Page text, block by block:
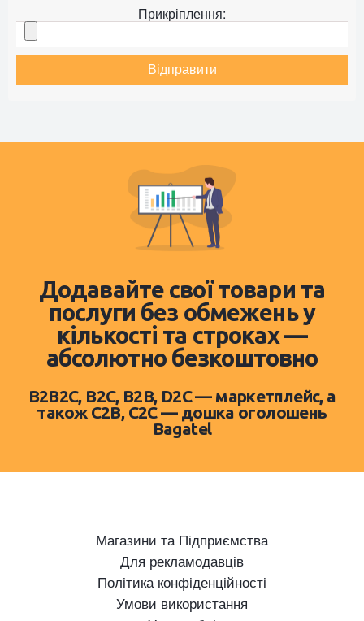
Прикріплення:
Відправити
Додавайте свої товари та
послуги без обмежень у
кількості та строках —
абсолютно безкоштовно
B2B2C, B2C, B2B, D2C — маркетплейс, а
також C2B, C2C — дошка оголошень
Bagatel
Магазини та Підприємства
Для рекламодавців
Політика конфіденційності
Умови використання